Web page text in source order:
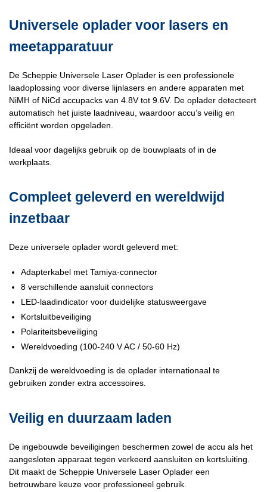
Universele oplader voor lasers en
meetapparatuur
De Scheppie Universele Laser Oplader is een professionele
laadoplossing voor diverse lijnlasers en andere apparaten met
NiMH of NiCd accupacks van 4.8V tot 9.6V. De oplader detecteert
automatisch het juiste laadniveau, waardoor accu’s veilig en
efficiënt worden opgeladen.
Ideaal voor dagelijks gebruik op de bouwplaats of in de
werkplaats.
Compleet geleverd en wereldwijd
inzetbaar
Deze universele oplader wordt geleverd met:
Adapterkabel met Tamiya-connector
8 verschillende aansluit connectors
LED-laadindicator voor duidelijke statusweergave
Kortsluitbeveiliging
Polariteitsbeveiliging
Wereldvoeding (100-240 V AC / 50-60 Hz)
Dankzij de wereldvoeding is de oplader internationaal te
gebruiken zonder extra accessoires.
Veilig en duurzaam laden
De ingebouwde beveiligingen beschermen zowel de accu als het
aangesloten apparaat tegen verkeerd aansluiten en kortsluiting.
Dit maakt de Scheppie Universele Laser Oplader een
betrouwbare keuze voor professioneel gebruik.